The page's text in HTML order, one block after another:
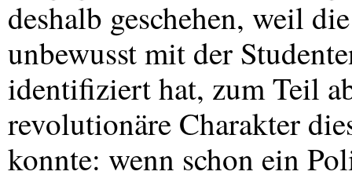
deshalb geschehen, weil
unbewusst mit der
identifiziert hat, zum Teil
revolutionäre Charakter
konnte: wenn schon ein